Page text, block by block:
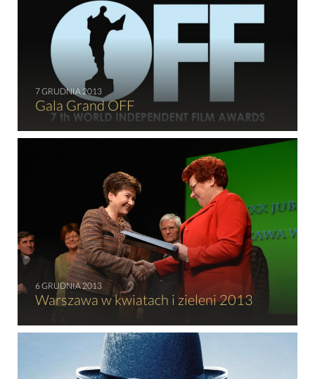
7 GRUDNIA 2013
Gala Grand OFF
6 GRUDNIA 2013
Warszawa w kwiatach i zieleni 2013